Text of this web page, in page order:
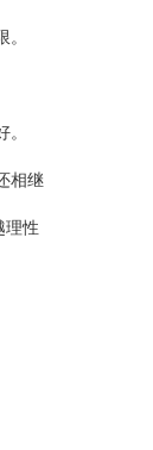
相继
理性